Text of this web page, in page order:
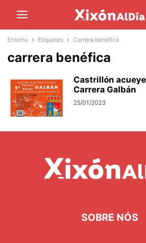
Entamu Etiquetes Carrera benéfica
carrera benéfica
Castrillón
Carrera Galbán
25/01/2023
SOBRE NÓS